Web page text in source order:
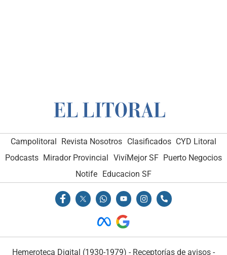
Campolitoral Revista Nosotros Clasificados CYD Litoral
Podcasts Mirador Provincial VivíMejor SF Puerto Negocios
Notife
Educacion SF
Hemeroteca Digital (1930-1979) - Receptorías de avisos -